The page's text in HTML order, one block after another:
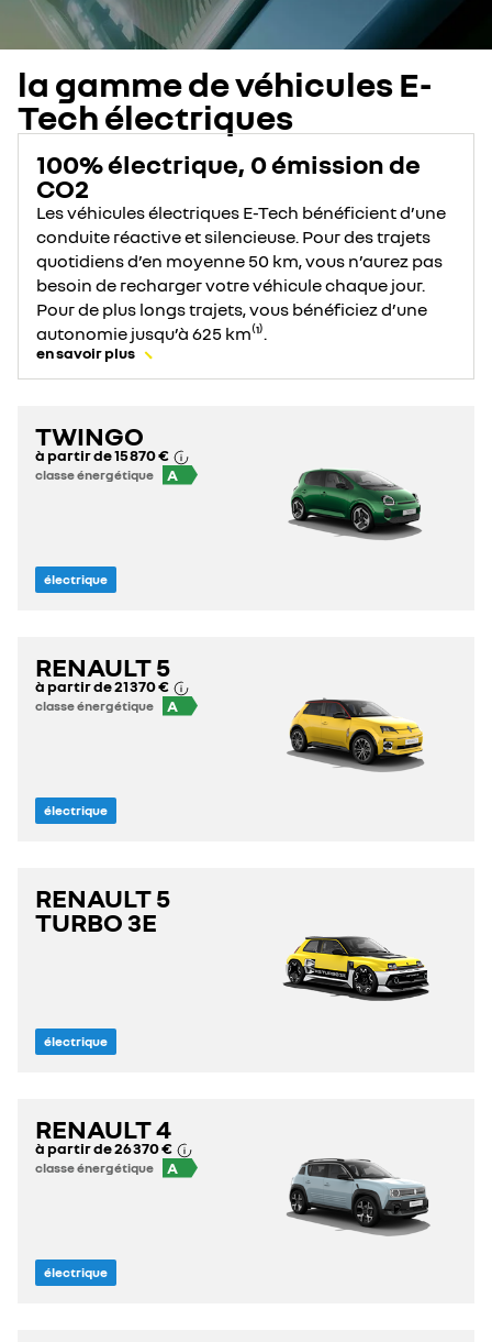
la gamme de véhicules E-
Tech électriques
100% électrique, 0 émission de
CO2
Les véhicules électriques E-Tech bénéficient d’une
conduite réactive et silencieuse. Pour des trajets
quotidiens d’en moyenne 50 km, vous n’aurez pas
besoin de recharger votre véhicule chaque jour.
Pour de plus longs trajets, vous bénéficiez d’une
autonomie jusqu’à 625 km⁽¹⁾.
en savoir plus
TWINGO
à partir de15 870 €
classe énergétique A
électrique
RENAULT 5
à partir de21 370 €
classe énergétique A
électrique
RENAULT 5
TURBO 3E
électrique
RENAULT 4
à partir de26 370 €
classe énergétique A
électrique